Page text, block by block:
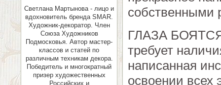
Светлана Мартынова - лицо и
вдохновитель бренда SMAR.
Художник-декоратор. Член
Союза Художников
Подмосковья. Автор мастер-
классов и статей по
различным техникам декора.
Победитель и многократный
призер художественных
Российских и
собственными
ГЛАЗА
требует
написанная
освоении всех